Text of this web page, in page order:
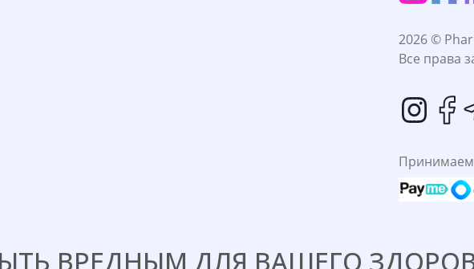
2026 ©
Все права
Принимаем
ВРЕДНЫМ ДЛЯ ВАШЕГО